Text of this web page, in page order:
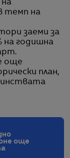
темп на
заеми за
на годишна
още
план,
още